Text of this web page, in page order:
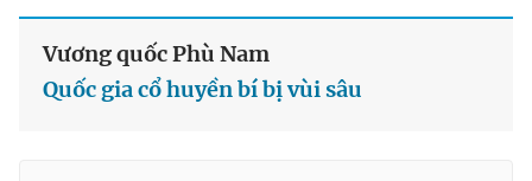
Vương quốc Phù Nam
Quốc gia cổ huyền bí bị vùi sâu